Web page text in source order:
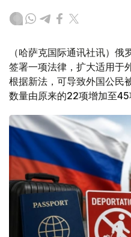
（哈萨克国际通讯社讯）俄
签署一项法律，扩大适用于
根据新法，可导致外国公民
数量由原来的22项增加至45